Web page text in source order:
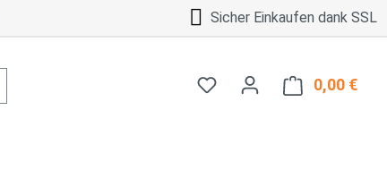
Sicher Einkaufen dank SSL
0,00 €